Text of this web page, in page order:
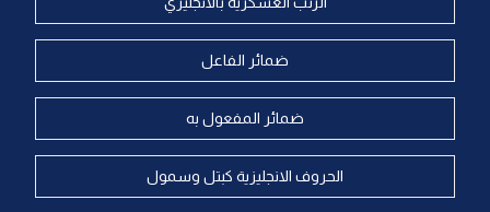
ضمائر الفاعل
ضمائر المفعول به
الحروف الانجليزية كبتل وسمول